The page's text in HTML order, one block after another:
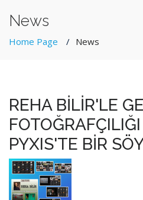
News
Home Page News
REHA BİLİR'LE
PYXIS'TE BİR